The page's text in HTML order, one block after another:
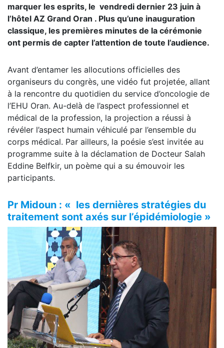
marquer les esprits, le vendredi dernier 23 juin à
l’hôtel AZ Grand Oran . Plus qu’une inauguration
classique, les premières minutes de la cérémonie
ont permis de capter l’attention de toute l’audience.
Avant d’entamer les allocutions officielles des
organiseurs du congrès, une vidéo fut projetée, allant
à la rencontre du quotidien du service d’oncologie de
l’EHU Oran. Au-delà de l’aspect professionnel et
médical de la profession, la projection a réussi à
révéler l’aspect humain véhiculé par l’ensemble du
corps médical. Par ailleurs, la poésie s’est invitée au
programme suite à la déclamation de Docteur Salah
Eddine Belfkir, un poème qui a su émouvoir les
participants.
Pr Midoun : « les dernières stratégies du
traitement sont axés sur l’épidémiologie »